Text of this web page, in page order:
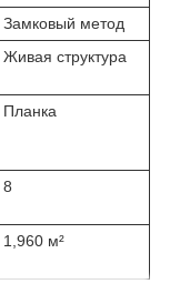
Замковый метод
Живая структура
Планка
8
1,960 м²